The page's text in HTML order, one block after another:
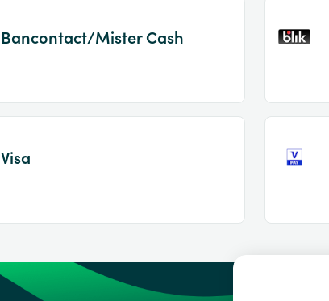
Bancontact/Mister Cash
Visa